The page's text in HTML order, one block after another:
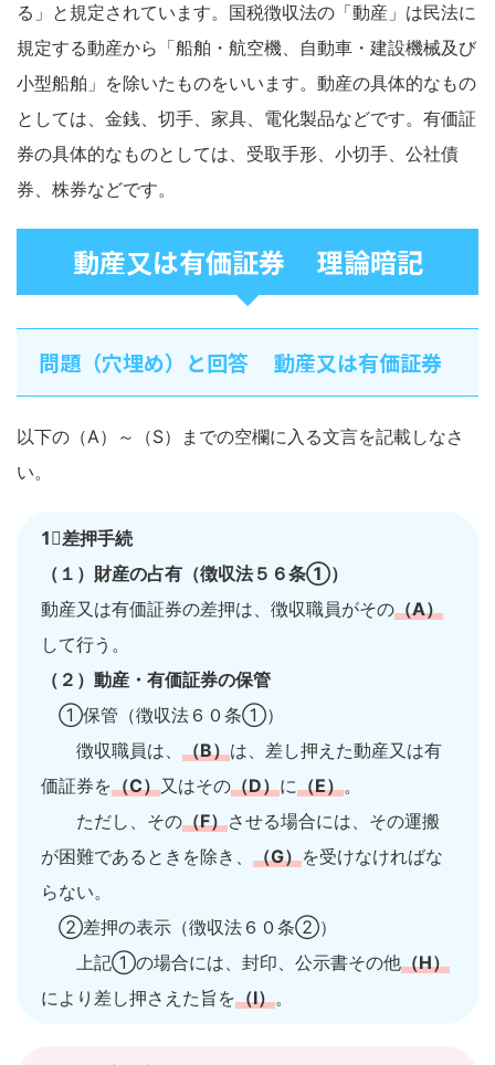
る」と規定されています。国税徴収法の「動産」は民法に
規定する動産から「船舶・航空機、自動車・建設機械及び
小型船舶」を除いたものをいいます。動産の具体的なもの
としては、金銭、切手、家具、電化製品などです。有価証
券の具体的なものとしては、受取手形、小切手、公社債
券、株券などです。
動産又は有価証券 理論暗記
問題（穴埋め）と回答 動産又は有価証券
以下の（A）～（S）までの空欄に入る文言を記載しなさ
い。
1⃣差押手続
（１）財産の占有（徴収法５６条①）
動産又は有価証券の差押は、徴収職員がその（A）
して行う。
（２）動産・有価証券の保管
①保管（徴収法６０条①）
徴収職員は、（B）は、差し押えた動産又は有
価証券を（C）又はその（D）に（E）。
ただし、その（F）させる場合には、その運搬
が困難であるときを除き、（G）を受けなければな
らない。
②差押の表示（徴収法６０条②）
上記①の場合には、封印、公示書その他（H）
により差し押さえた旨を（I）。